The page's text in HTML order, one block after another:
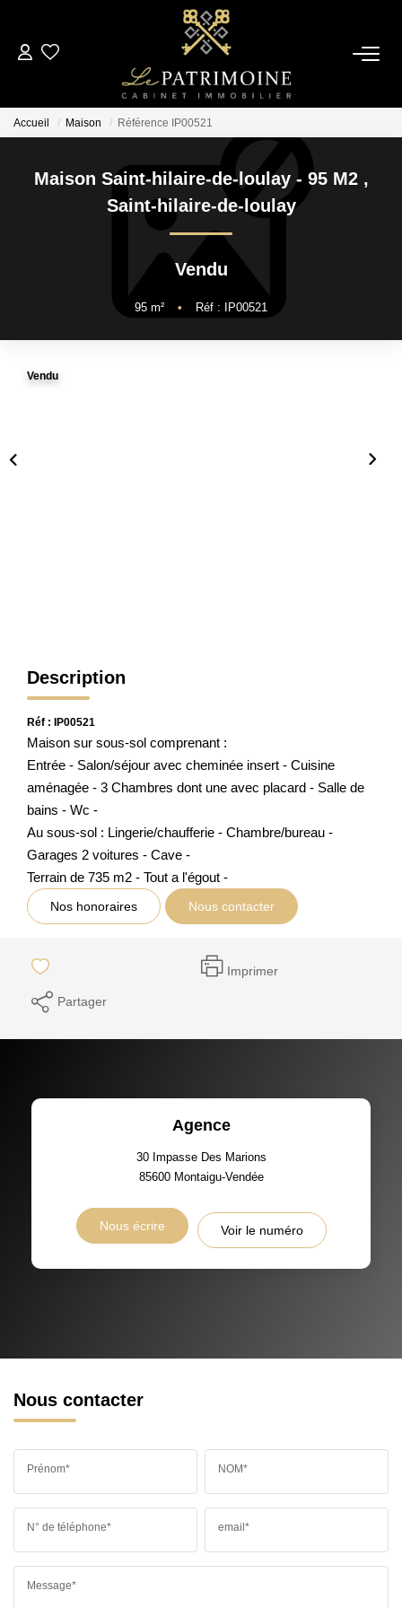
ACCUEIL
L’AGENCE
NOS ANNONCES
Ventes
Locations
Accueil Maison Référence IP00521
Maison Saint-hilaire-de-loulay - 95 M2 ,
Saint-hilaire-de-loulay
Vendu
95 m² • Réf : IP00521
Vendu
Description
Réf : IP00521
Maison sur sous-sol comprenant :
Entrée - Salon/séjour avec cheminée insert - Cuisine
aménagée - 3 Chambres dont une avec placard - Salle de
bains - Wc -
Au sous-sol : Lingerie/chaufferie - Chambre/bureau -
Garages 2 voitures - Cave -
Terrain de 735 m2 - Tout a l'égout -
Nos honoraires Nous contacter
Imprimer
Partager
Agence
30 Impasse Des Marions
85600 Montaigu-Vendée
Nous écrire Voir le numéro
Nous contacter
Prénom* NOM*
N° de téléphone* email*
Message*